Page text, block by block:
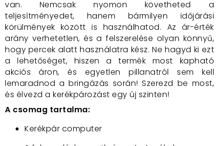
van. Nemcsak nyomon követheted a
teljesítményedet, hanem bármilyen időjárási
körülmények között is használhatod. Az ár-érték
arány verhetetlen, és a felszerelése olyan könnyű,
hogy percek alatt használatra kész. Ne hagyd ki ezt
a lehetőséget, hiszen a termék most kapható
akciós áron, és egyetlen pillanatról sem kell
lemaradnod a bringázás során! Szerezd be most,
és élvezd a kerékpározást egy új szinten!
A csomag tartalma:
Kerékpár computer